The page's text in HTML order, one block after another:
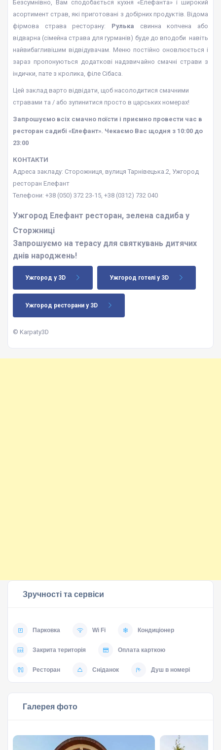
Безсумнівно, Вам сподобається кухня «Елефанта» і широкий
асортимент страв, які приготовані з добірних продуктів. Відома
фірмова страва ресторану: Рулька свинна копчена або
відварна (сімейна страва для гурманів) буде до вподоби навіть
найвибагливішим відвідувачам. Меню постійно оновлюється і
зараз пропонуються додаткові надзвичайно смачні страви з
індички, пате з кролика, філе Сібаса.
Цей заклад варто відвідати, щоб насолодитися смачними
стравами та / або зупинитися просто в царських номерах!
Запрошуємо всіх смачно поїсти і приємно провести час в
ресторан садибі «Елефант». Чекаємо Вас щодня з 10:00 до
23:00
КОНТАКТИ
Адреса закладу: Сторожниця, вулиця Тарнівецька.2, Ужгород
ресторан Елефант
Телефони: +38 (050) 372 23-15, +38 (0312) 732 040
Ужгород Елефант ресторан, зелена садиба у
Сторжниці
Запрошуємо на терасу для святкувань дитячих
днів народжень!
Ужгород у 3D Ужгород готелі у 3D
Ужгород ресторани у 3D
© Karpaty3D
Зручності та сервіси
Парковка Wi Fi Кондиціонер
Закрита територія Оплата карткою
Ресторан Сніданок Душ в номері
Галерея фото